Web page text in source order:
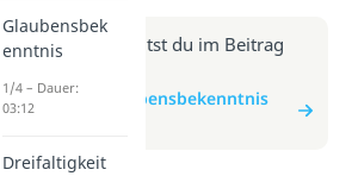
Weitere Infos erhältst du im Beitrag
zum Beitrag: Glaubensbekenntnis
Glaubensbek
enntnis
1/4 – Dauer:
03:12
Dreifaltigkeit